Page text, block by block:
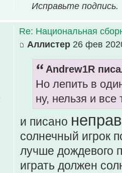
Исправьте подпись.
Re: Национальная
Аллистер 26 фев
Andrew1R
Но лепить в
ну, нельзя и
и писано
солнечный игрок
лучше дождевого
играть должен